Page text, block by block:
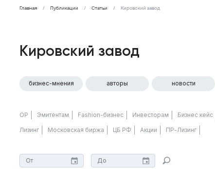
Главная Публикации Статьи Кировский завод
Кировский завод
бизнес-мнения авторы новости
ОР Эмитентам Fashion-бизнес Инвесторам Бизнес кейс
Лизинг Московская биржа ЦБ РФ Акции ПР-Лизинг